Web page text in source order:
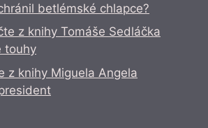
betlémské chlapce?
z knihy Tomáše Sedláčka
touhy
z knihy Miguela Angela